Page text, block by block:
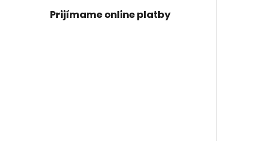
Prijímame online platby